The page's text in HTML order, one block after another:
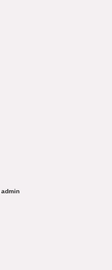
admin